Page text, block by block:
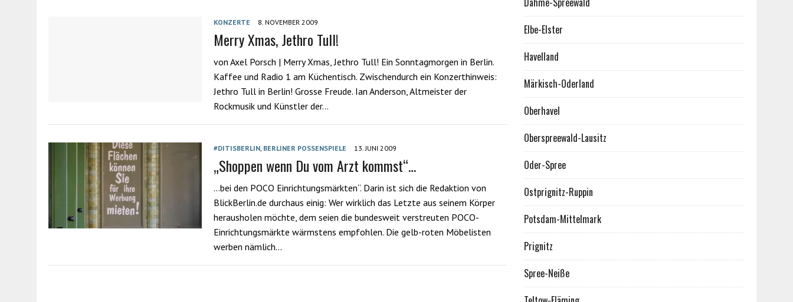
KONZERTE 8. NOVEMBER 2009
Merry Xmas, Jethro Tull!
von Axel Porsch | Merry Xmas, Jethro Tull! Ein Sonntagmorgen in Berlin.
Kaffee und Radio 1 am Küchentisch. Zwischendurch ein Konzerthinweis:
Jethro Tull in Berlin! Grosse Freude. Ian Anderson, Altmeister der
Rockmusik und Künstler der…
#DITISBERLIN, BERLINER POSSENSPIELE 13. JUNI 2009
„Shoppen wenn Du vom Arzt kommst“…
…bei den POCO Einrichtungsmärkten“. Darin ist sich die Redaktion von
BlickBerlin.de durchaus einig: Wer wirklich das Letzte aus seinem Körper
herausholen möchte, dem seien die bundesweit verstreuten POCO-
Einrichtungsmärkte wärmstens empfohlen. Die gelb-roten Möbelisten
werben nämlich…
Elbe-Elster
Havelland
Märkisch-Oderland
Oberhavel
Oberspreewald-Lausitz
Oder-Spree
Ostprignitz-Ruppin
Potsdam-Mittelmark
Prignitz
Spree-Neiße